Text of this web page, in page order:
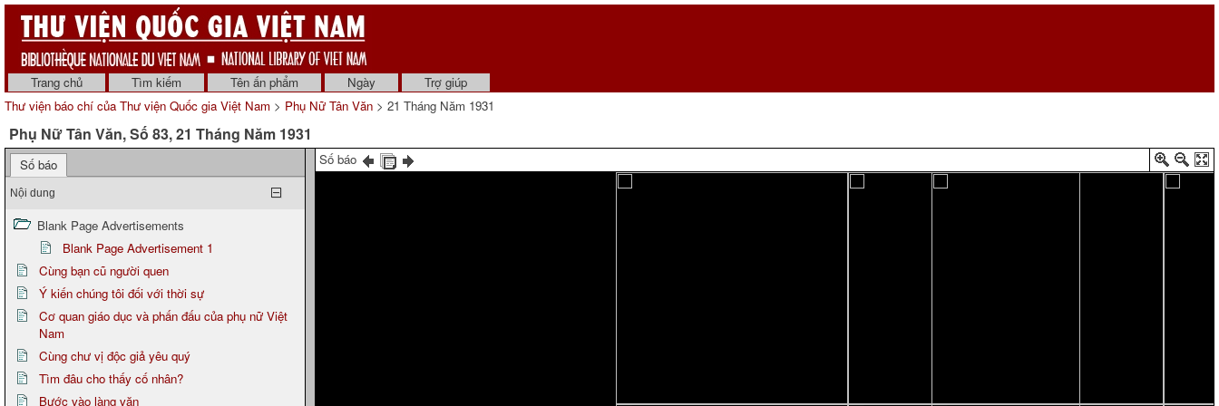
Trang chủ Tìm kiếm Tên ấn phẩm Ngày
Trợ giúp
Thư viện báo chí của Thư viện Quốc gia Việt Nam > Phụ Nữ Tân Văn > 21 Tháng Năm 1931
Phụ Nữ Tân Văn, Số 83, 21 Tháng Năm 1931
Số báo
Nội dung
Blank Page Advertisements
Blank Page Advertisement 1
Cùng bạn cũ người quen
Ý kiến chúng tôi đối với thời sự
Cơ quan giáo dục và phấn đấu của phụ nữ Việt
Nam
Cùng chư vị độc giả yêu quý
Tìm đâu cho thấy cố nhân?
Bước vào làng văn
Số báo